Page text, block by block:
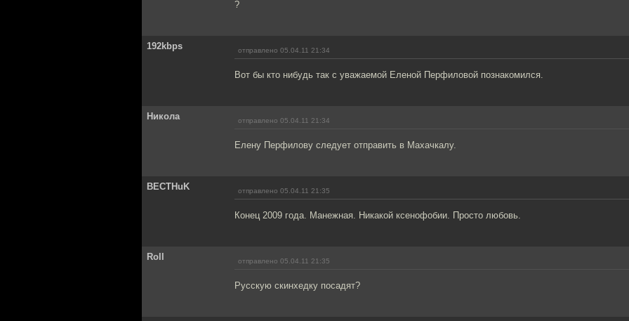
?
192kbps отправлено 05.04.11 21:34
Вот бы кто нибудь так с уважаемой Еленой Перфиловой познакомился.
Никола отправлено 05.04.11 21:34
Елену Перфилову следует отправить в Махачкалу.
BECTHuK отправлено 05.04.11 21:35
Конец 2009 года. Манежная. Никакой ксенофобии. Просто любовь.
Roll отправлено 05.04.11 21:35
Русскую скинхедку посадят?